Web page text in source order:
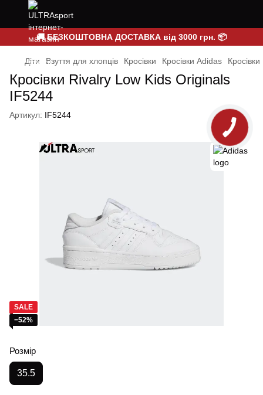
🚚 БЕЗКОШТОВНА ДОСТАВКА від 3000 грн. 📦
Діти Взуття для хлопців Кросівки Кросівки Adidas
Кросівки Rivalry Low Kids Originals
IF5244
Артикул: IF5244
SALE
−52%
Розмір
35.5